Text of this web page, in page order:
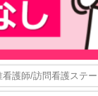
護師/訪問看護ステ